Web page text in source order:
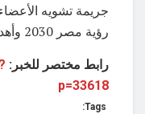
جريمة تشويه
رؤية مصر 2030 وأهداف التنمية المستدامة.
رابط مختصر للخبر:
p=33618
Tags: